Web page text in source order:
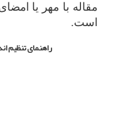
مقاله با مهر یا
است.
راهنمای تنظیم